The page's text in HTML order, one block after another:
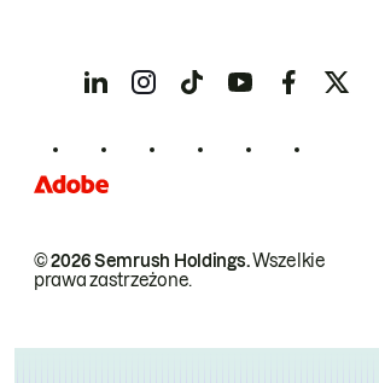
© 2026 Semrush Holdings.Wszelkie
prawa zastrzeżone.